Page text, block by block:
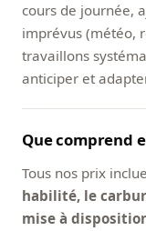
cours de journée,
imprévus (météo,
travaillons
anticiper et
Que comprend
Tous nos prix
habilité, le
mise à